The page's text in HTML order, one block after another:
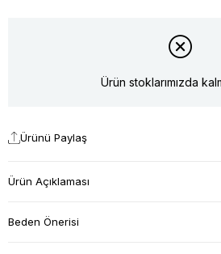
Ürün stoklarımızda
Ürünü Paylaş
Ürün Açıklaması
Beden Önerisi